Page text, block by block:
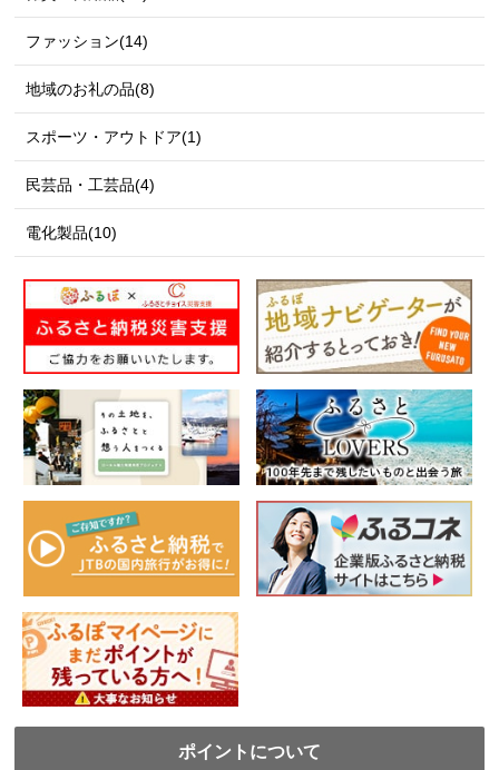
ファッション(14)
地域のお礼の品(8)
スポーツ・アウトドア(1)
民芸品・工芸品(4)
電化製品(10)
ポイントについて